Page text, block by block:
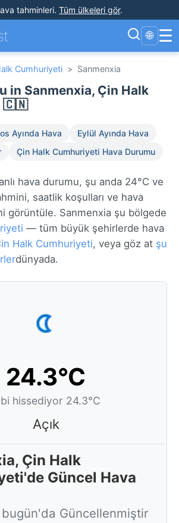
tahminleri. Tüm ülkeleri gör.
🌐 ☰
Cumhuriyeti > Sanmenxia
in Sanmenxia, Çin Halk
🇨🇳
Ayında Hava
Eylül Ayında Hava
Çin Halk Cumhuriyeti Hava Durumu
hava durumu, şu anda 24°C ve
saatlik koşulları ve hava
görüntüle. Sanmenxia şu bölgede
— tüm büyük şehirlerde hava
Halk Cumhuriyeti, veya göz at şu
dünyada.
24.3°C
hissediyor 24.3°C
Açık
Çin Halk
Güncel Hava
Güncellenmiştir